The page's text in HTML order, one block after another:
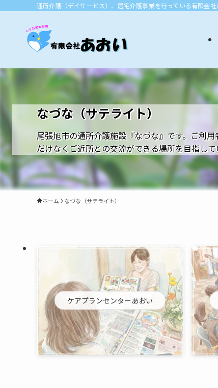
通所介護（デイサービス）、居宅介護事業を行っている有限会
なづな（サテライト）
尾張旭市の通所介護施設『なづな』です。ご利
だけなくご近所との交流ができる場所を目指して
ホーム なづな（サテライト）
ケアプランセンターあおい